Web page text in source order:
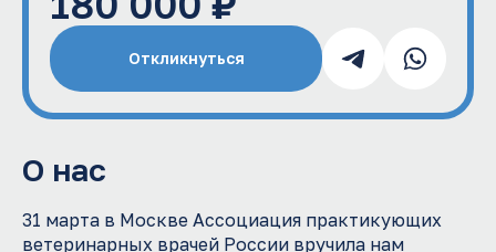
О нас
31 марта в Москве Ассоциация практикующих
ветеринарных врачей России вручила нам